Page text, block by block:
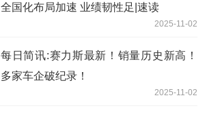
全国化布局加速 业绩韧性足|速读
2025-11-02
每日简讯:赛力斯最新！销量历史新高！
多家车企破纪录！
2025-11-02